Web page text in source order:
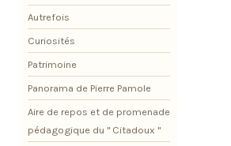
Autrefois
Curiosités
Patrimoine
Panorama de Pierre Pamole
Aire de repos et de promenade
pédagogique du " Citadoux "